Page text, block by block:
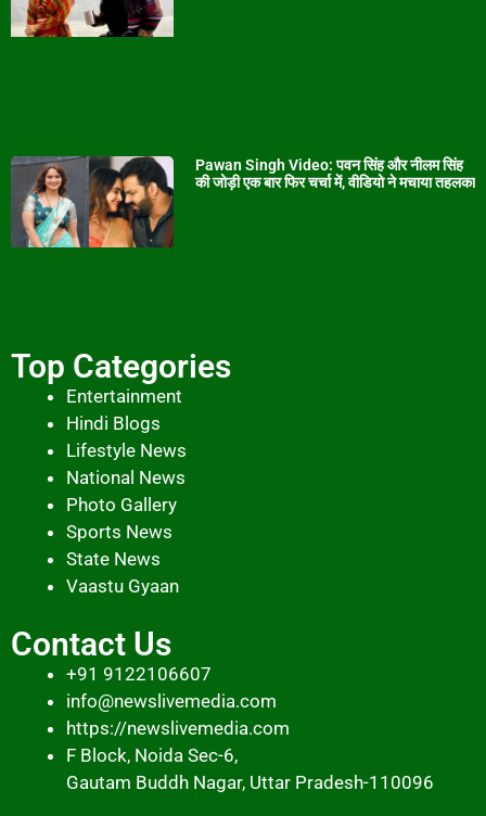
Pawan Singh Video: पवन सिंह और नीलम सिंह
की जोड़ी एक बार फिर चर्चा में, वीडियो ने मचाया तहलका
Top Categories
Entertainment
Hindi Blogs
Lifestyle News
National News
Photo Gallery
Sports News
State News
Vaastu Gyaan
Contact Us
+91 9122106607
info@newslivemedia.com
https://newslivemedia.com
F Block, Noida Sec-6,
Gautam Buddh Nagar, Uttar Pradesh-110096